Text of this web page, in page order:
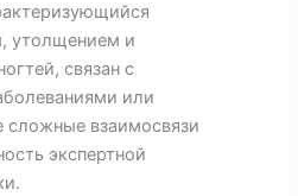
утолщением и
связан с
или
взаимосвязи
экспертной